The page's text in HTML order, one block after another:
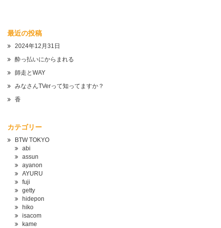
最近の投稿
2024年12月31日
酔っ払いにからまれる
師走とWAY
みなさんTVerって知ってますか？
香
カテゴリー
BTW TOKYO
abi
assun
ayanon
AYURU
fuji
getty
hidepon
hiko
isacom
kame